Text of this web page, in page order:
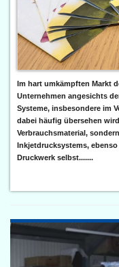
Im hart umkämpften Markt
Unternehmen angesichts
Systeme, insbesondere im
dabei häufig übersehen
Verbrauchsmaterial,
Inkjetdrucksystems,
Druckwerk selbst.......